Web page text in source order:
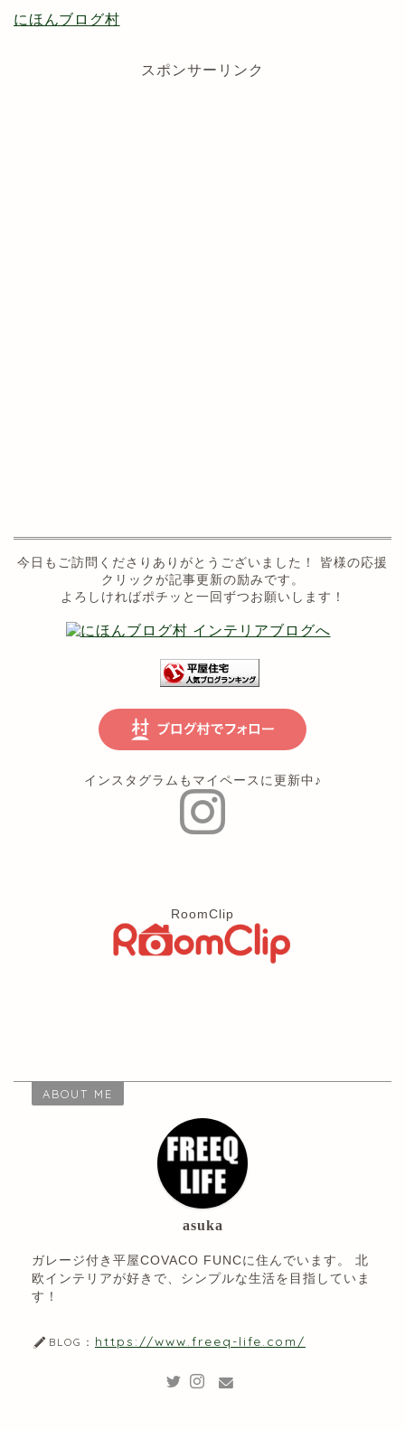
にほんブログ村
スポンサーリンク
今日もご訪問くださりありがとうございました！ 皆様の応援
クリックが記事更新の励みです。
よろしければポチッと一回ずつお願いします！
インスタグラムもマイペースに更新中♪
RoomClip
ABOUT ME
asuka
ガレージ付き平屋COVACO FUNCに住んでいます。 北
欧インテリアが好きで、シンプルな生活を目指していま
す！
BLOG： https://www.freeq-life.com/